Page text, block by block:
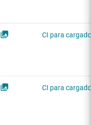
CI para
CI para